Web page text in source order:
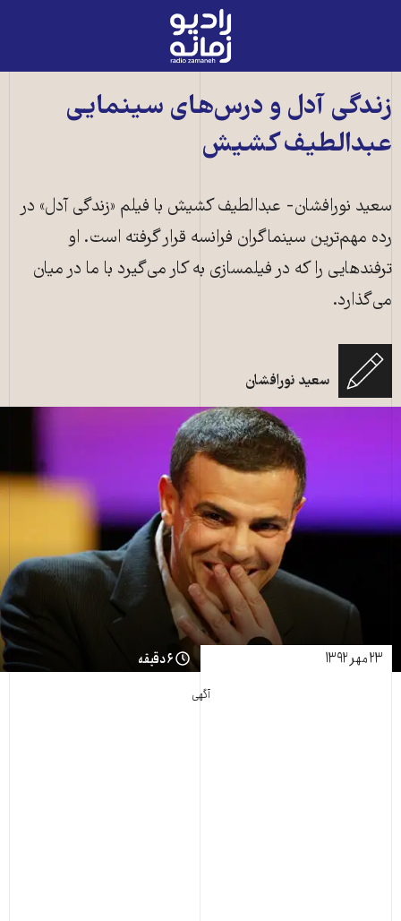
رادیو
زمانه
صفحه
اصلی
زندگی آدل و درس‌های سینمایی
عبدالطیف کشیش
سعید نورافشان- عبدالطیف کشیش با فیلم «زندگی آدل» در
رده مهم‌ترین سینماگران فرانسه قرار گرفته است. او
ترفندهایی را که در فیلمسازی به کار می‌گیرد با ما در میان
می‌گذارد.
سعید نورافشان
۲۳ مهر ۱۳۹۲ ۶ دقیقه
آگهی